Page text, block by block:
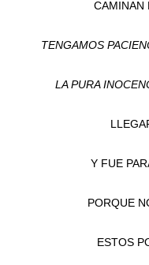
CAMINAN
TENGAMOS
LA PURA
Y FUE
PORQUE
ESTOS